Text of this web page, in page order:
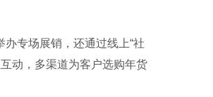
专场展销，还通过线上“社
动，多渠道为客户选购年货